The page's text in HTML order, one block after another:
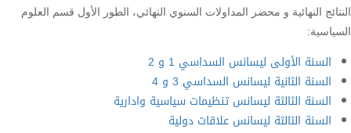
النتائج النهائية و محضر المداولات السنوي النهائي، الطور الأول قسم العلوم
السياسية:
السنة الأولى ليسانس السداسي 1 و 2
السنة الثانية ليسانس السداسي 3 و 4
السنة الثالثة ليسانس تنظيمات سياسية وادارية
السنة الثالثة ليسانس علاقات دولية